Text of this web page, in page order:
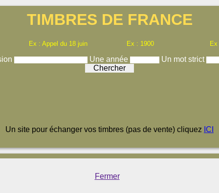
TIMBRES DE FRANCE
Ex : Appel du 18 juin Ex : 1900
Une année Un mot strict
Un site pour échanger vos timbres (pas de vente) cliquez ICI
Fermer